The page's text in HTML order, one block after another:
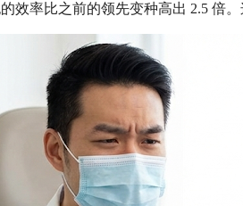
效率比之前的领先变种高出 2.5 倍